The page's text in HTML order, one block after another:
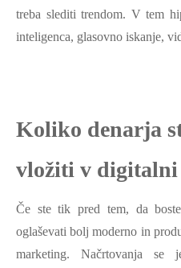
treba slediti trendom. V tem
inteligenca, glasovno iskanje,
Koliko denarja
vložiti v
Če ste tik pred tem, da
oglaševati bolj moderno in
marketing. Načrtovanja